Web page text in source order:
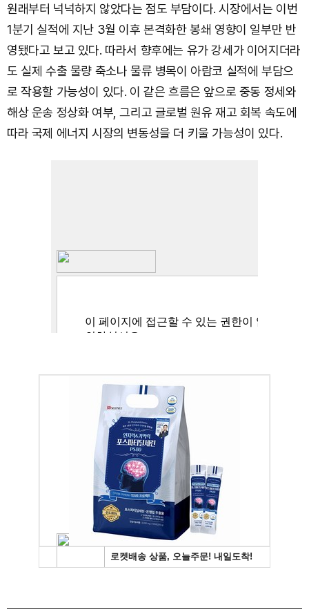
원래부터 넉넉하지 않았다는 점도 부담이다. 시장에서는 이번
1분기 실적에 지난 3월 이후 본격화한 봉쇄 영향이 일부만 반
영됐다고 보고 있다. 따라서 향후에는 유가 강세가 이어지더라
도 실제 수출 물량 축소나 물류 병목이 아람코 실적에 부담으
로 작용할 가능성이 있다. 이 같은 흐름은 앞으로 중동 정세와
해상 운송 정상화 여부, 그리고 글로벌 원유 재고 회복 속도에
따라 국제 에너지 시장의 변동성을 더 키울 가능성이 있다.